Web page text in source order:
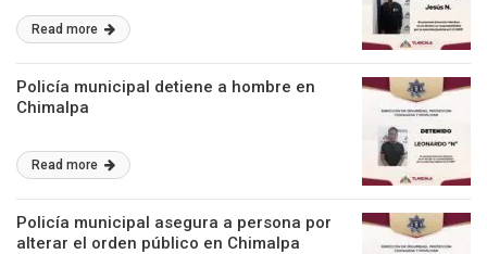
Read more
Policía municipal detiene a hombre en
Chimalpa
Read more
Policía municipal asegura a persona por
alterar el orden público en Chimalpa